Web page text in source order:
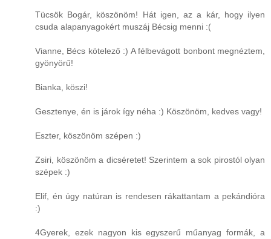
Tücsök Bogár, köszönöm! Hát igen, az a kár, hogy ilyen
csuda alapanyagokért muszáj Bécsig menni :(
Vianne, Bécs kötelező :) A félbevágott bonbont megnéztem,
gyönyörű!
Bianka, köszi!
Gesztenye, én is járok így néha :) Köszönöm, kedves vagy!
Eszter, köszönöm szépen :)
Zsiri, köszönöm a dicséretet! Szerintem a sok pirostól olyan
szépek :)
Elif, én úgy natúran is rendesen rákattantam a pekándióra
:)
4Gyerek, ezek nagyon kis egyszerű műanyag formák, a